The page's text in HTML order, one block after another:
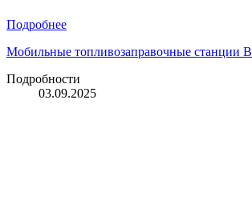
Подробнее
Мобильные топливозаправочные станции
Подробности
03.09.2025